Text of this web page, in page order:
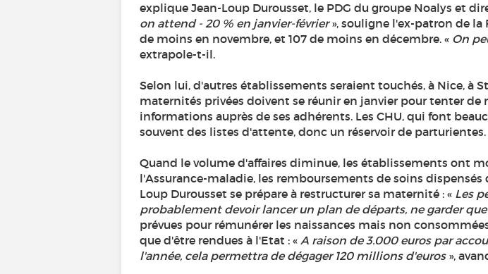
explique Jean-Loup Durousset, le PDG du groupe Noalys et
on attend - 20 % en janvier-février», souligne l'ex-patron de la
de moins en novembre, et 107 de moins en décembre. « On
extrapole-t-il.
Selon lui, d'autres établissements seraient touchés, à Nice, à
maternités privées doivent se réunir en janvier pour tenter de
informations auprès de ses adhérents. Les CHU, qui font
souvent des listes d'attente, donc un réservoir de parturientes.
Quand le volume d'affaires diminue, les établissements ont
l'Assurance-maladie, les remboursements de soins
Loup Durousset se prépare à restructurer sa maternité : « Les
probablement devoir lancer un plan de départs, ne garder
prévues pour rémunérer les naissances mais non
que d'être rendues à l'Etat : « A raison de 3.000 euros par
l'année, cela permettra de dégager 120 millions d'euros»,